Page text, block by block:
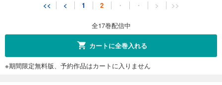
<< < 1 2 ・ ・ > >>
全17巻配信中
カートに全巻入れる
※期間限定無料版、予約作品はカートに入りません